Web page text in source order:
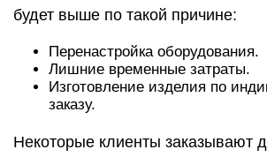
будет выше по такой причине:
Перенастройка оборудования.
Лишние временные затраты.
Изготовление изделия по
заказу.
Некоторые клиенты заказывают